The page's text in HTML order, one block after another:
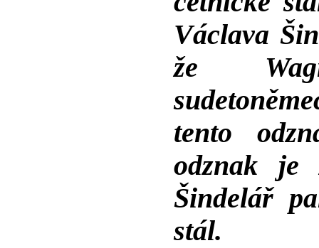
Václava
že
tento
odznak je
Šindelář
stál.